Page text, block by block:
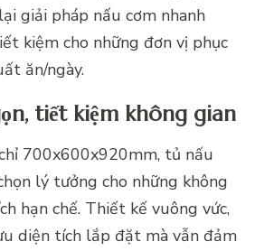
giải pháp nấu cơm nhanh
kiệm cho những đơn vị phục
ăn/ngày.
tiết kiệm không gian
700x600x920mm, tủ nấu
lý tưởng cho những không
hạn chế. Thiết kế vuông vức,
diện tích lắp đặt mà vẫn đảm